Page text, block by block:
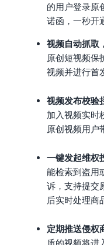
的用户登录原
诺函，一秒开
视频自动抓取
原创短视频保
视频并进行首
视频发布校验
加入视频实时
原创视频用户
一键发起维权
能检索到盗用
诉，支持提交
后实时处理商
定期推送侵权